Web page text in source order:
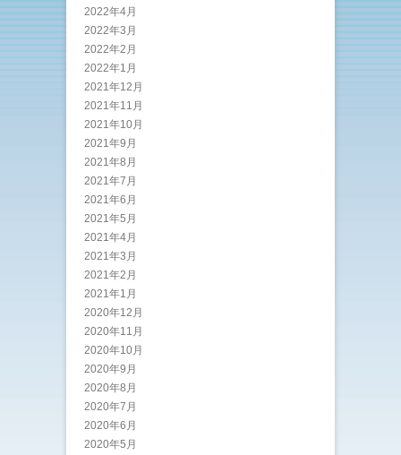
2022年4月
2022年3月
2022年2月
2022年1月
2021年12月
2021年11月
2021年10月
2021年9月
2021年8月
2021年7月
2021年6月
2021年5月
2021年4月
2021年3月
2021年2月
2021年1月
2020年12月
2020年11月
2020年10月
2020年9月
2020年8月
2020年7月
2020年6月
2020年5月